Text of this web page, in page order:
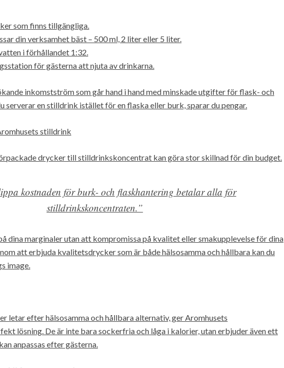
som finns tillgängliga.
din verksamhet bäst – 500 ml, 2 liter eller 5 liter.
i förhållandet 1:32.
för gästerna att njuta av drinkarna.
inkomstström som går hand i hand med minskade utgifter för flask- och
serverar en stilldrink istället för en flaska eller burk, sparar du pengar.
stilldrink
drycker till stilldrinkskoncentrat kan göra stor skillnad för din budget.
kostnaden för burk- och flaskhantering betalar alla för
stilldrinkskoncentraten.”
dina marginaler utan att kompromissa på kvalitet eller smakupplevelse för dina
att erbjuda kvalitetsdrycker som är både hälsosamma och hållbara kan du
image.
letar efter hälsosamma och hållbara alternativ, ger Aromhusets
lösning. De är inte bara sockerfria och låga i kalorier, utan erbjuder även ett
anpassas efter gästerna.